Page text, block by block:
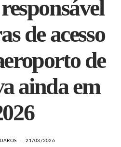
de acesso
de
ainda em
21/03/2026